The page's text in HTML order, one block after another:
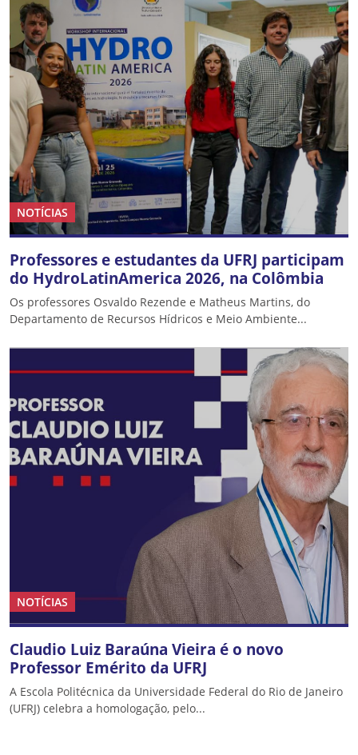
NOTÍCIAS
Professores e estudantes da UFRJ participam
do HydroLatinAmerica 2026, na Colômbia
Os professores Osvaldo Rezende e Matheus Martins, do
Departamento de Recursos Hídricos e Meio Ambiente...
NOTÍCIAS
Claudio Luiz Baraúna Vieira é o novo
Professor Emérito da UFRJ
A Escola Politécnica da Universidade Federal do Rio de Janeiro
(UFRJ) celebra a homologação, pelo...